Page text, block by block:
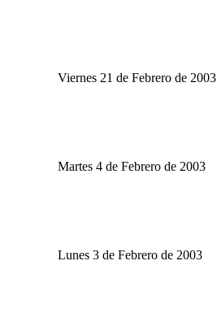
Viernes 21 de Febrero de 2003
Martes 4 de Febrero de 2003
Lunes 3 de Febrero de 2003